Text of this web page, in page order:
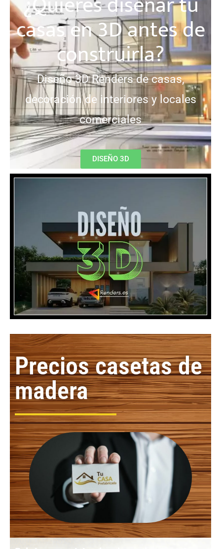
casas en 3D antes de
construirla?
Diseño 3D Renders de casas,
decoración de interiores y locales
comerciales
DISEÑO 3D
Precios casetas de
madera